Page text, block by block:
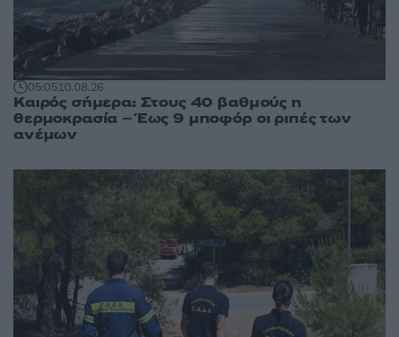
05:0510.08.26
Καιρός σήμερα: Στους 40 βαθμούς η
θερμοκρασία – Έως 9 μποφόρ οι ριπές των
ανέμων